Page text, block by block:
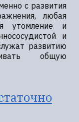
с развития
любая
утомление и
и
развитию
общую